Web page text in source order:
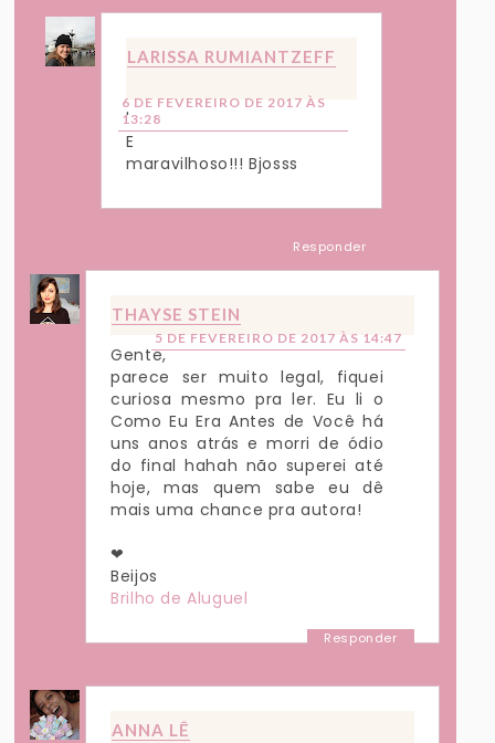
LARISSA RUMIANTZEFF
6 DE FEVEREIRO DE 2017 ÀS
13:28
'
E
maravilhoso!!! Bjosss
Responder
THAYSE STEIN
5 DE FEVEREIRO DE 2017 ÀS 14:47
Gente,
parece ser muito legal, fiquei
curiosa mesmo pra ler. Eu li o
Como Eu Era Antes de Você há
uns anos atrás e morri de ódio
do final hahah não superei até
hoje, mas quem sabe eu dê
mais uma chance pra autora!
❤
Beijos
Brilho de Aluguel
Responder
ANNA LÊ